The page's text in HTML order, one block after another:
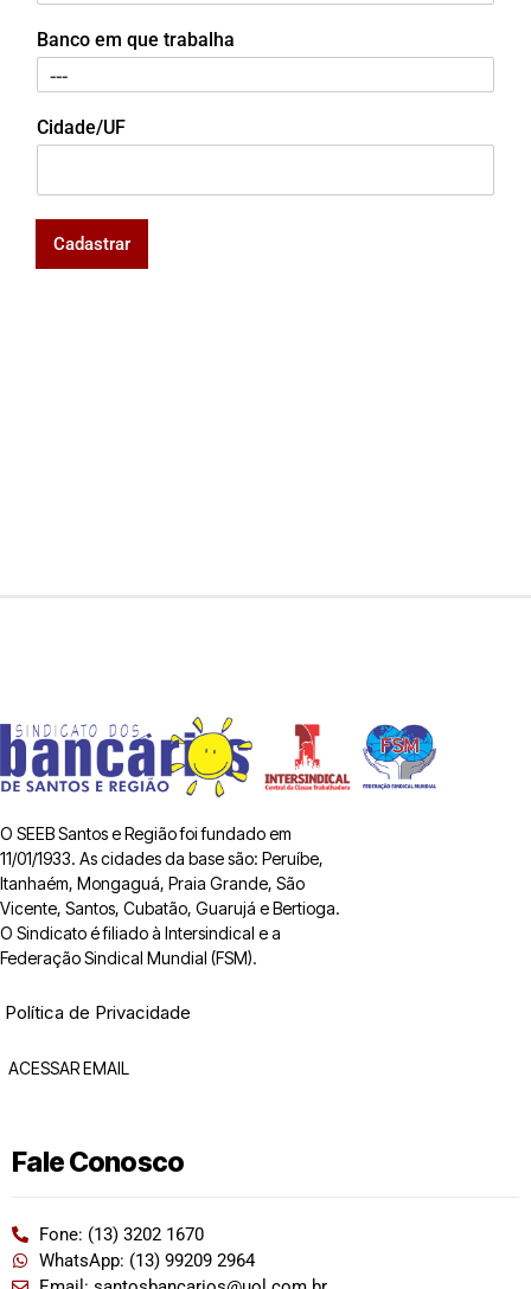
Banco em que trabalha
Cidade/UF
Cadastrar
O SEEB Santos e Região foi fundado em
11/01/1933. As cidades da base são: Peruíbe,
Itanhaém, Mongaguá, Praia Grande, São
Vicente, Santos, Cubatão, Guarujá e Bertioga.
O Sindicato é filiado à Intersindical e a
Federação Sindical Mundial (FSM).
Política de Privacidade
ACESSAR EMAIL
Fale Conosco
Fone: (13) 3202 1670
WhatsApp: (13) 99209 2964